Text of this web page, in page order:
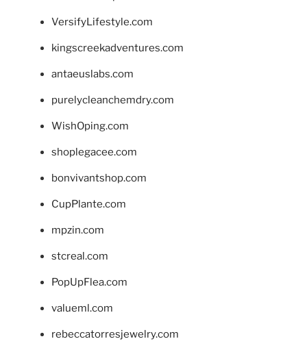
VersifyLifestyle.com
kingscreekadventures.com
antaeuslabs.com
purelycleanchemdry.com
WishOping.com
shoplegacee.com
bonvivantshop.com
CupPlante.com
mpzin.com
stcreal.com
PopUpFlea.com
valueml.com
rebeccatorresjewelry.com